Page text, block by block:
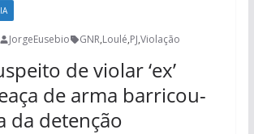
JorgeEusebio GNR,Loulé,PJ,Violação
de violar ‘ex’
de arma barricou-
da detenção